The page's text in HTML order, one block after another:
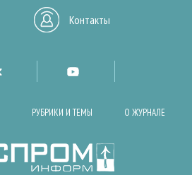
Контакты
РУБРИКИ И ТЕМЫ О ЖУРНАЛЕ